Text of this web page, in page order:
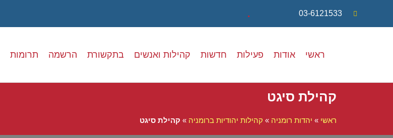
03-6121533
.
ראשי אודות פעילות חדשות קהילות ואנשים בתקשורת הרשמה תרומות
קהילת סיגט
ראשי » יהדות רומניה » קהילות יהודיות ברומניה » קהילת סיגט